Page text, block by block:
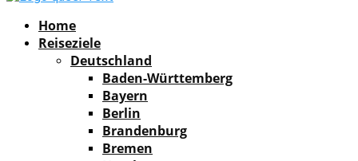
Home
Reiseziele
Deutschland
Baden-Württemberg
Bayern
Berlin
Brandenburg
Bremen